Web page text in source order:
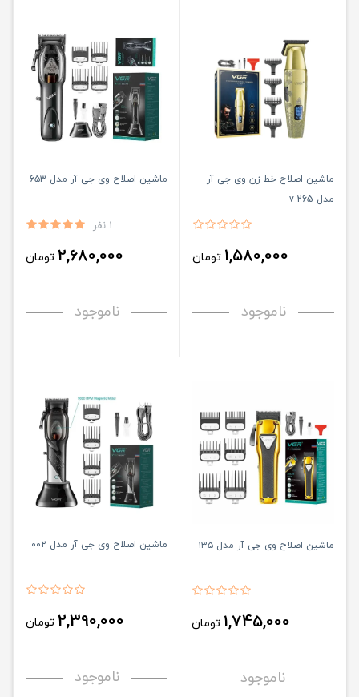
ماشین اصلاح خط زن وی جی آر
مدل v-265
1,580,000 تومان
ناموجود
ماشین اصلاح وی جی آر مدل ۶۵۳
1 نفر
2,680,000 تومان
ناموجود
ماشین اصلاح وی جی آر مدل ۱۳۵
1,745,000 تومان
ناموجود
ماشین اصلاح وی جی آر مدل ۰۰۲
2,390,000 تومان
ناموجود